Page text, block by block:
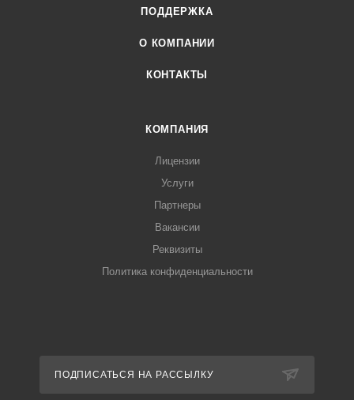
ПОДДЕРЖКА
О КОМПАНИИ
КОНТАКТЫ
КОМПАНИЯ
Лицензии
Услуги
Партнеры
Вакансии
Реквизиты
Политика конфиденциальности
ПОДПИСАТЬСЯ НА РАССЫЛКУ